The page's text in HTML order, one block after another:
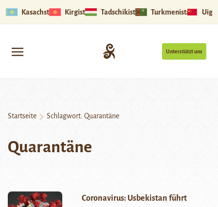
Kasachstan Kirgistan Tadschikistan Turkmenistan
Unterstützt uns
Startseite Schlagwort: Quarantäne
Quarantäne
Coronavirus: Usbekistan führt